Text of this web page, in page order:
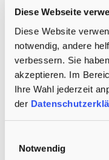
Diese Webseite
Diese Website
notwendig, andere
verbessern. Sie
akzeptieren. Im
Ihre Wahl jederzeit
der
Notwendig
Zweck der
personenbezogene Daten
Impressum angegebenen
Recht auf
Verarbeitung
Sie haben das Recht, die